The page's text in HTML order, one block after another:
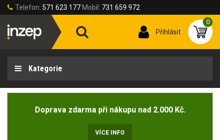
Telefon: 571 623 177 Mobil: 731 659 972
Přihlásit
0
Kategorie
Doprava zdarma při nákupu nad 2.000 Kč.
VÍCE INFO